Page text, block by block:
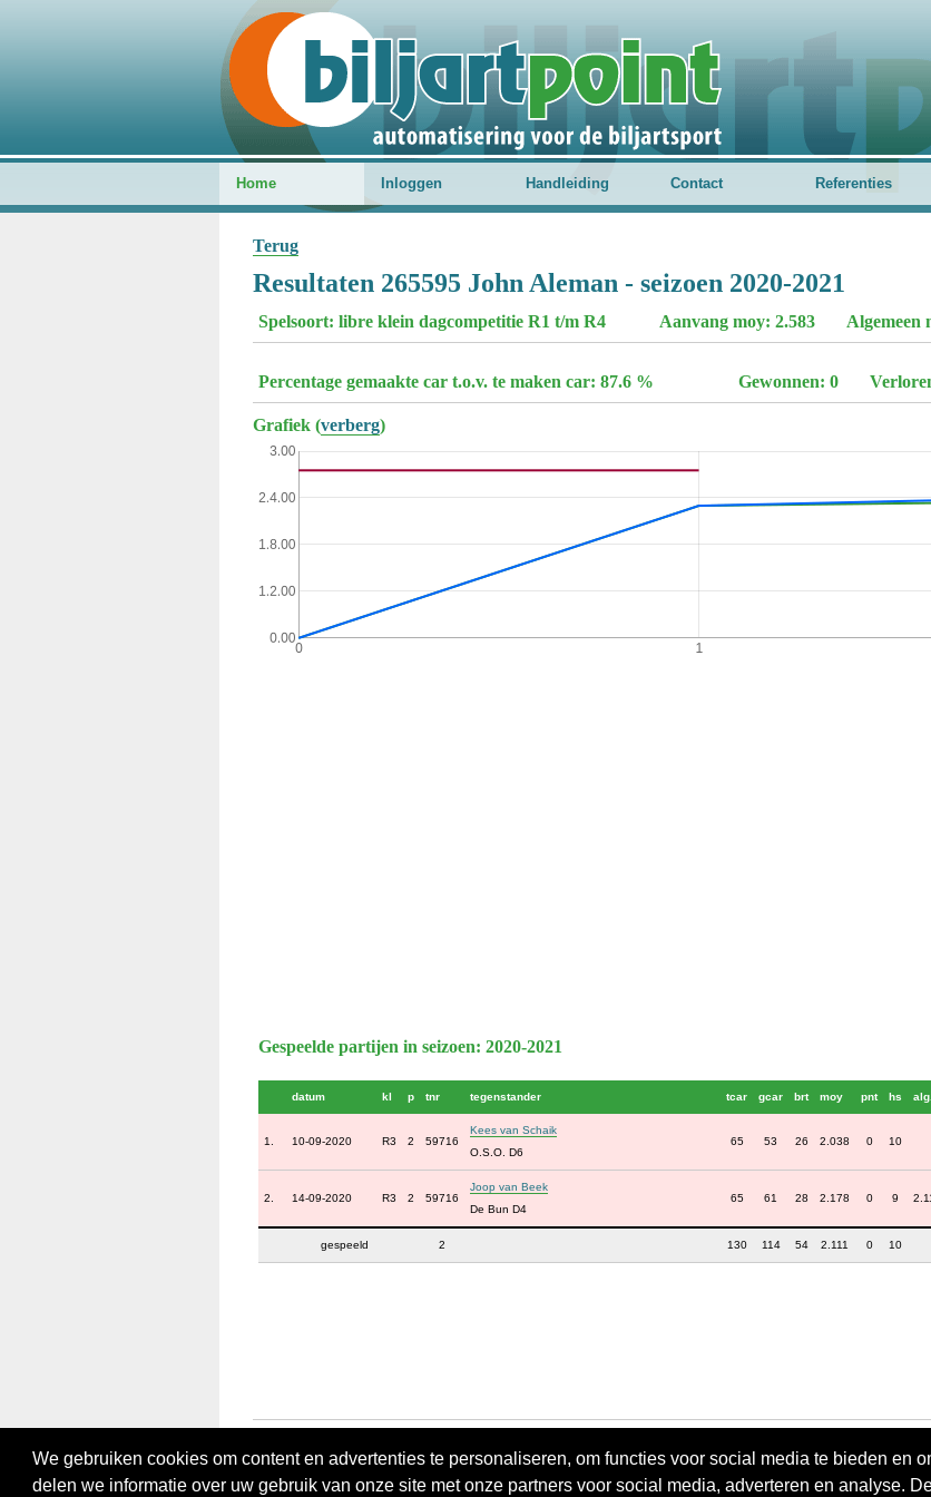
We gebruiken cookies om content en advertenties te personaliseren, om functies voor social media te bieden en
delen we informatie over uw gebruik van onze site met onze partners voor social media, adverteren en analyse.
Home Inloggen Handleiding Contact Referenties
Terug
Resultaten 265595 John Aleman - seizoen 2020-2021
Spelsoort: libre klein dagcompetitie R1 t/m R4 Aanvang moy: 2.583 Algemeen
Percentage gemaakte car t.o.v. te maken car: 87.6 % Gewonnen: 0
Grafiek (verberg)
Gespeelde partijen in seizoen: 2020-2021
datum kl p tnr tegenstander tcar gcar brt moy pnt hs
1. 10-09-2020 R3 2 59716
Kees van Schaik
O.S.O. D6
65 53 26 2.038 0 10
2. 14-09-2020 R3 2 59716
Joop van Beek
De Bun D4
65 61 28 2.178 0 9
gespeeld 2 130 114 54 2.111 0 10